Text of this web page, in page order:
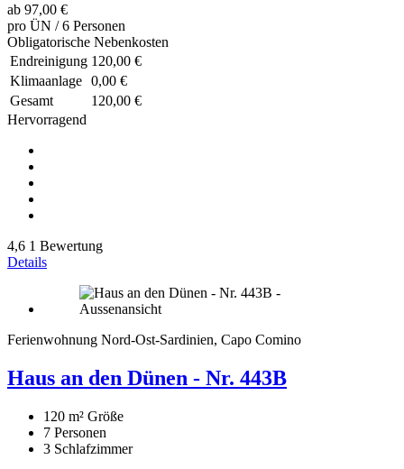
ab 97,00 €
pro ÜN / 6 Personen
Obligatorische Nebenkosten
Endreinigung 120,00 €
Klimaanlage 0,00 €
Gesamt
120,00 €
Hervorragend
4,6 1 Bewertung
Details
Ferienwohnung Nord-Ost-Sardinien, Capo Comino
Haus an den Dünen - Nr. 443B
120 m² Größe
7 Personen
3 Schlafzimmer